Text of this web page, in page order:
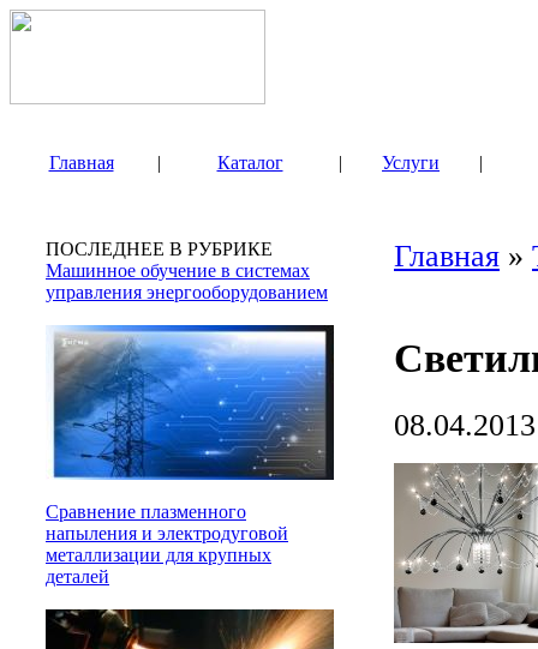
Главная | Каталог | Услуги |
ПОСЛЕДНЕЕ В РУБРИКЕ
Машинное обучение в системах
управления энергооборудованием
Сравнение плазменного
напыления и электродуговой
металлизации для крупных
деталей
Главная »
08.04.2013